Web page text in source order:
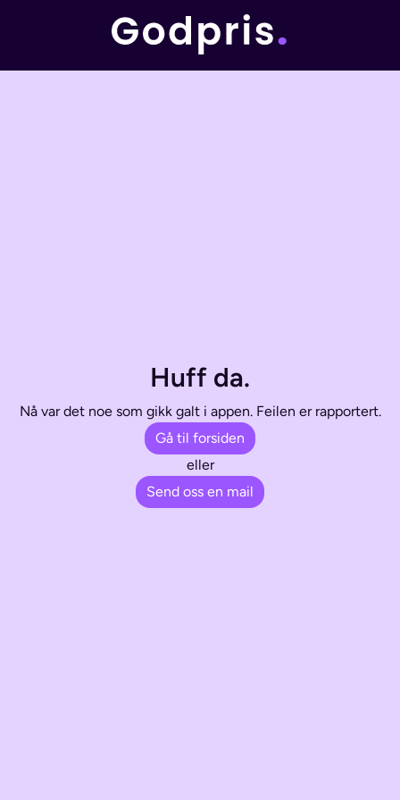
Huff da.
Nå var det noe som gikk galt i appen. Feilen er rapportert.
Gå til forsiden
eller
Send oss en mail